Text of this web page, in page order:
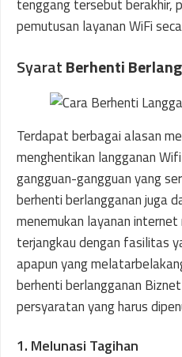
tenggang tersebut berakhir,
pemutusan layanan WiFi
SyaratBerhenti
Terdapat berbagai alasan
menghentikan langganan
gangguan-gangguan yang
berhenti berlangganan juga
menemukan layanan internet
terjangkau dengan fasilitas
apapun yang
berhenti berlangganan
persyaratan yang harus
1. Melunasi Tagihan